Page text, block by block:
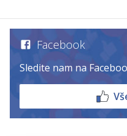
Facebook
Sledite nam na